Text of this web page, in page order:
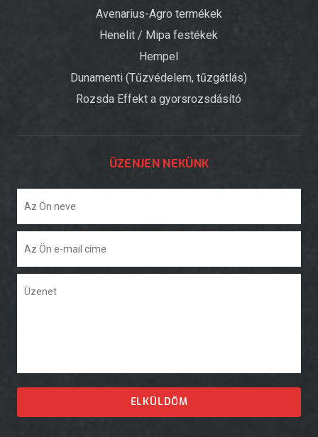
Avenarius-Agro termékek
Henelit / Mipa festékek
Hempel
Dunamenti (Tűzvédelem, tűzgátlás)
Rozsda Effekt a gyorsrozsdásító
ÜZENJEN NEKÜNK